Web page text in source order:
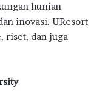
hunian
inovasi. UResort
riset, dan juga